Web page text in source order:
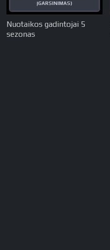
Nuotaikos gadintojai 5
sezonas
ĮGARSINIMAS)